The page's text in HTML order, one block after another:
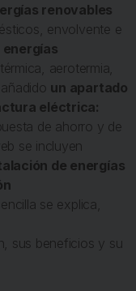
renovables
envolvente e
aerotermia,
un apartado
eléctrica:
de ahorro y de
se incluyen
de energías
se explica,
sus beneficios y su